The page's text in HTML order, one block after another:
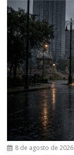
8 de agosto de 2026